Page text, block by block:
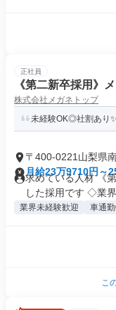
正社員
《第二新卒採用》
株式会社メガネトップ
未経験OK◎社割あり
〒400-0221山梨県
月給23万9710円～
求めている人材 《
した採用です ◇業界
業界未経験歓迎 車通
こ